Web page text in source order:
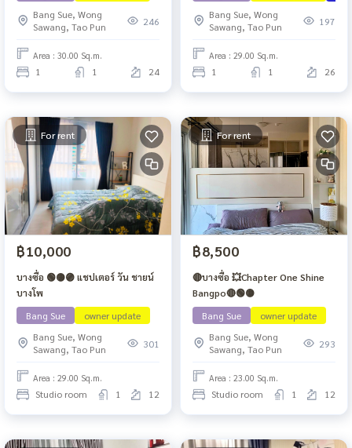
Bang Sue, Wong
Sawang, Tao Pun
246
Area : 30.00 Sq.m.
1 1 24
Bang Sue, Wong
Sawang, Tao Pun
197
Area : 29.00 Sq.m.
1 1 26
For rent
฿10,000
บางซื่อ 🟢🟡🟣 แชปเตอร์ วัน ชายน์
บางโพ
Bang Sue
owner update
Bang Sue, Wong
Sawang, Tao Pun
301
Area : 29.00 Sq.m.
Studio room 1 12
For rent
฿8,500
🔴บางซื่อ 💥Chapter One Shine
Bangpo🔴🟢🟡
Bang Sue
owner update
Bang Sue, Wong
Sawang, Tao Pun
293
Area : 23.00 Sq.m.
Studio room 1 12